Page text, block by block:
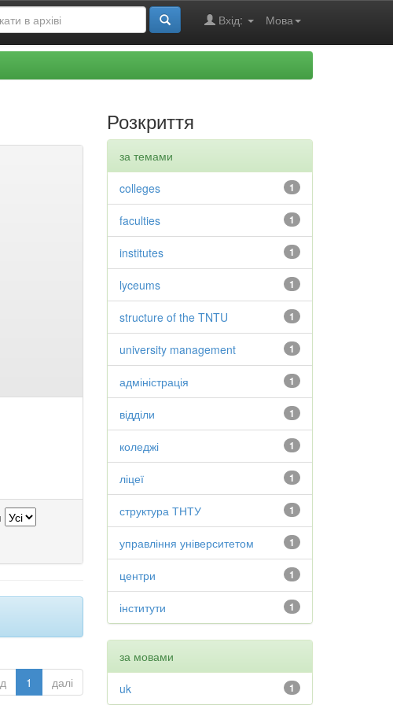
Мова
Вхід:
1 далі
Розкриття
за темами
1
colleges
1
faculties
1
institutes
1
lyceums
1
structure of the TNTU
1
university management
1
адміністрація
1
відділи
1
коледжі
1
ліцеї
1
структура ТНТУ
1
управління університетом
1
центри
1
інститути
за мовами
1
uk